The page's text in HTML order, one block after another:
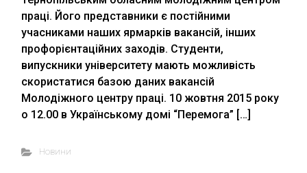
праці. Його представники є постійними
учасниками наших ярмарків вакансій, інших
профорієнтаційних заходів. Студенти,
випускники університету мають можливість
скористатися базою даних вакансій
Молодіжного центру праці. 10 жовтня 2015 року
о 12.00 в Українському домі “Перемога” […]
Новини